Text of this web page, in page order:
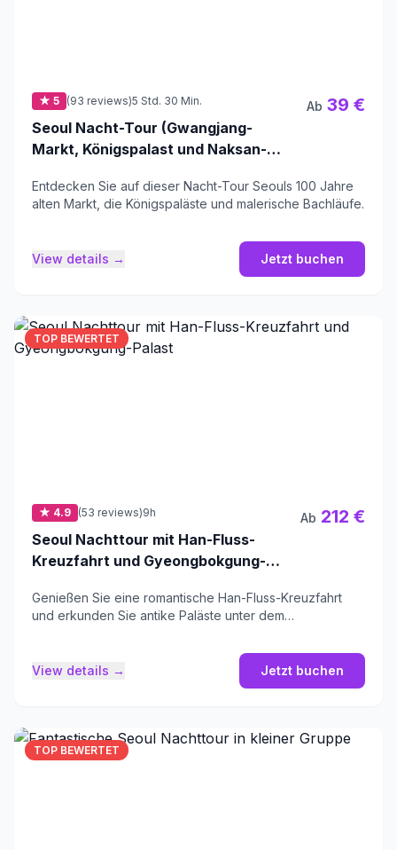
★ 5 (93 reviews)5 Std. 30 Min.
Seoul Nacht-Tour (Gwangjang-
Markt, Königspalast und Naksan-
Ab 39 €
Entdecken Sie auf dieser Nacht-Tour Seouls 100 Jahre
alten Markt, die Königspaläste und malerische Bachläufe.
View details → Jetzt buchen
TOP BEWERTET
★ 4.9 (53 reviews)9h
Seoul Nachttour mit Han-Fluss-
Kreuzfahrt und Gyeongbokgung-
Ab 212 €
Genießen Sie eine romantische Han-Fluss-Kreuzfahrt
und erkunden Sie antike Paläste unter dem
View details → Jetzt buchen
TOP BEWERTET